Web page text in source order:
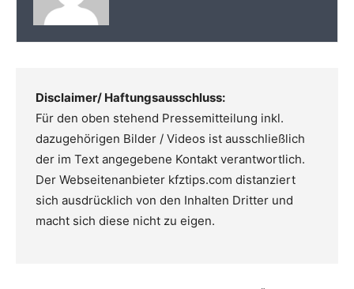
Disclaimer/ Haftungsausschluss:
Für den oben stehend Pressemitteilung inkl.
dazugehörigen Bilder / Videos ist ausschließlich
der im Text angegebene Kontakt verantwortlich.
Der Webseitenanbieter kfztips.com distanziert
sich ausdrücklich von den Inhalten Dritter und
macht sich diese nicht zu eigen.